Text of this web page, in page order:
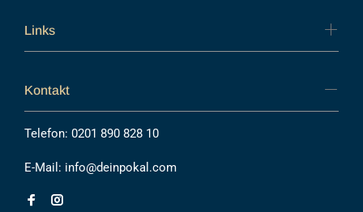
Links
Kontakt
Telefon: 0201 890 828 10
E-Mail: info@deinpokal.com